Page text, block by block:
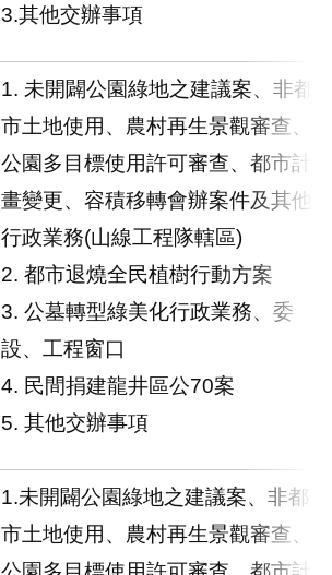
3.其他交辦事項
1. 未開闢公園綠地之建議案、非都
市土地使用、農村再生景觀審查、
公園多目標使用許可審查、都市計
畫變更、容積移轉會辦案件及其他
行政業務(山線工程隊轄區)
2. 都市退燒全民植樹行動方案
3. 公墓轉型綠美化行政業務、委
設、工程窗口
4. 民間捐建龍井區公70案
5. 其他交辦事項
1.未開闢公園綠地之建議案、非都
市土地使用、農村再生景觀審查、
公園多目標使用許可審查、都市計